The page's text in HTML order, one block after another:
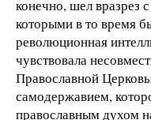
конечно, шел вразрез
которыми в то время
революционная
чувствовала
Православной
самодержавием,
православным духом